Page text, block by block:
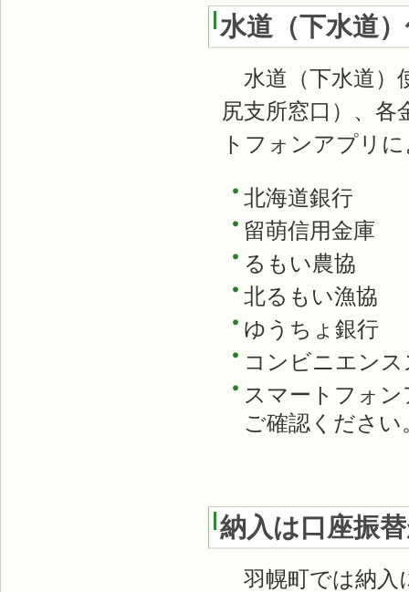
水道（下水道
水道（下水道）
尻支所窓口）、
トフォンアプリ
北海道銀行
留萌信用金庫
るもい農協
北るもい漁協
ゆうちょ銀行
コンビニエン
スマートフォ
ご確認ください
納入は口座振
羽幌町では納入